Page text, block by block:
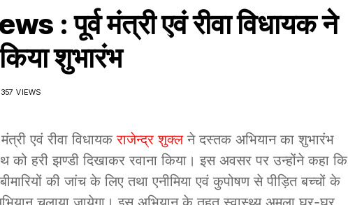
: पूर्व मंत्री एवं रीवा विधायक ने
शुभारंभ
357 VIEWS
एवं रीवा विधायकराजेन्द्र शुक्लने दस्तक अभियान का शुभारंभ
को हरी झण्डी दिखाकर रवाना किया। इस अवसर पर उन्होंने कहा कि
की जांच के लिए तथा एनीमिया एवं कुपोषण से पीड़ित बच्चों के